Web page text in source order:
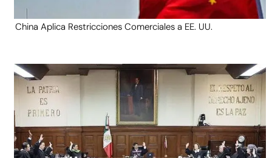
China Aplica Restricciones Comerciales a EE. UU.